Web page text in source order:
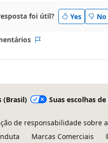
foi útil? Yes No
Sem
(Brasil) Suas escolhas
de responsabilidade sobre
Marcas Comerciais